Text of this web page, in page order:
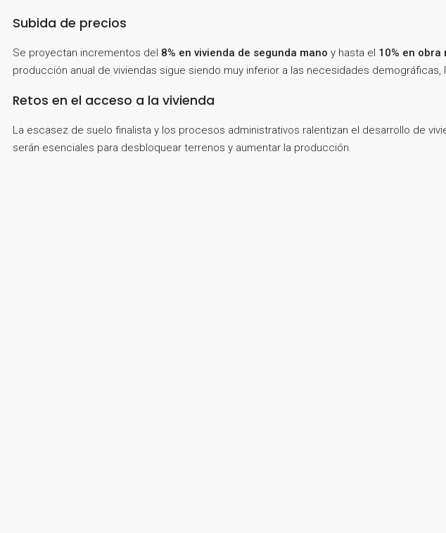
Subida de precios
Se proyectan incrementos del 8% en vivienda de segunda mano y hasta el 10% en obra
producción anual de viviendas sigue siendo muy inferior a las necesidades
Retos en el acceso a la vivienda
La escasez de suelo finalista y los procesos administrativos ralentizan el desarrollo de
serán esenciales para desbloquear terrenos y aumentar la producción.